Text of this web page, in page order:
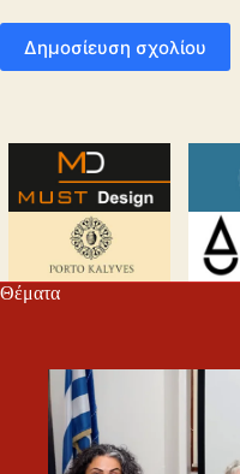
Δημοσίευση σχολίου
Θέματα